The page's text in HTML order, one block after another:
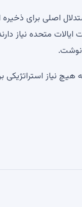
اصلی برای
متحده نیاز
نوشت.
استراتژیکی